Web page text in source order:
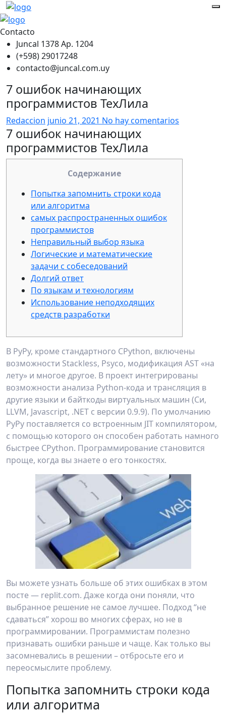
Contacto
Juncal 1378 Ap. 1204
(+598) 29017248
contacto@juncal.com.uy
7 ошибок начинающих
программистов ТехЛила
Redaccion junio 21, 2021 No hay comentarios
7 ошибок начинающих
программистов ТехЛила
Содержание
Попытка запомнить строки кода
или алгоритма
самых распространенных ошибок
программистов
Неправильный выбор языка
Логические и математические
задачи с собеседований
Долгий ответ
По языкам и технологиям
Использование неподходящих
средств разработки
В PyPy, кроме стандартного CPython, включены
возможности Stackless, Psyco, модификация AST «на
лету» и многое другое. В проект интегрированы
возможности анализа Python-кода и трансляция в
другие языки и байткоды виртуальных машин (Си,
LLVM, Javascript, .NET с версии 0.9.9). По умолчанию
PyPy поставляется со встроенным JIT компилятором,
с помощью которого он способен работать намного
быстрее CPython. Программирование становится
проще, когда вы знаете о его тонкостях.
Вы можете узнать больше об этих ошибках в этом
посте — replit.com. Даже когда они поняли, что
выбранное решение не самое лучшее. Подход “не
сдаваться” хорош во многих сферах, но не в
программировании. Программистам полезно
признавать ошибки раньше и чаще. Как только вы
засомневались в решении – отбросьте его и
переосмыслите проблему.
Попытка запомнить строки кода
или алгоритма